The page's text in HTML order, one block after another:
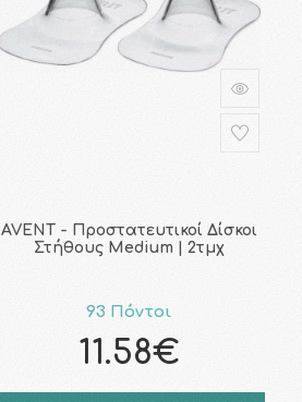
AVENT - Προστατευτικοί Δίσκοι
Στήθους Medium | 2τμχ
93 Πόντοι
11.58€